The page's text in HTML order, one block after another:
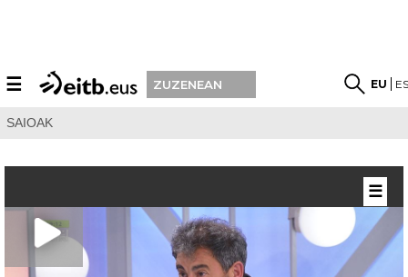
☰ ZUZENEAN EU
SAIOAK
☰